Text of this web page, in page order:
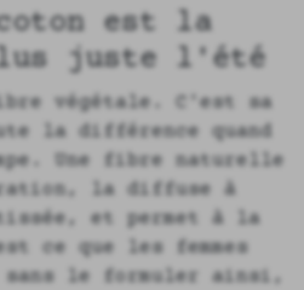
est la
juste l'été
végétale. C'est sa
la différence quand
Une fibre naturelle
la diffuse à
et permet à la
ce que les femmes
sans le formuler ainsi,